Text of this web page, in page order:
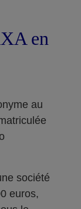
en
au
société
euros,